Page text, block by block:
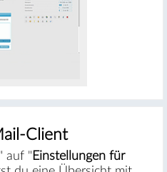
Client
auf " Einstellungen für